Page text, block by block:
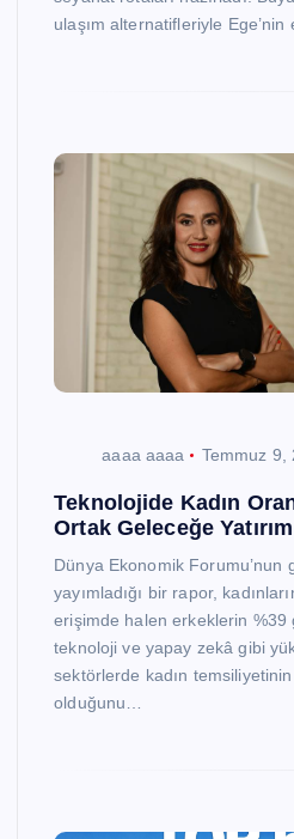
ulaşım alternatifleriyle
aaaa aaaa Temmuz 9,
Teknolojide Kadın
Ortak Geleceğe Yatırım
Dünya Ekonomik Forumu’nun
yayımladığı bir rapor,
erişimde halen erkeklerin %39
teknoloji ve yapay zekâ gibi
sektörlerde kadın
olduğunu…